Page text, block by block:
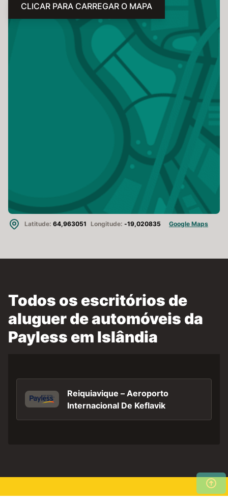
CLICAR PARA CARREGAR O MAPA
Latitude: 64,963051 Longitude: -19,020835 Google Maps
Todos os escritórios de
aluguer de automóveis da
Payless em Islândia
Reiquiavique – Aeroporto
Internacional De Keflavik